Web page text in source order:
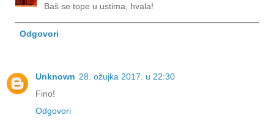
Baš se tope u ustima, hvala!
Odgovori
Unknown 28. ožujka 2017. u 22:30
Fino!
Odgovori